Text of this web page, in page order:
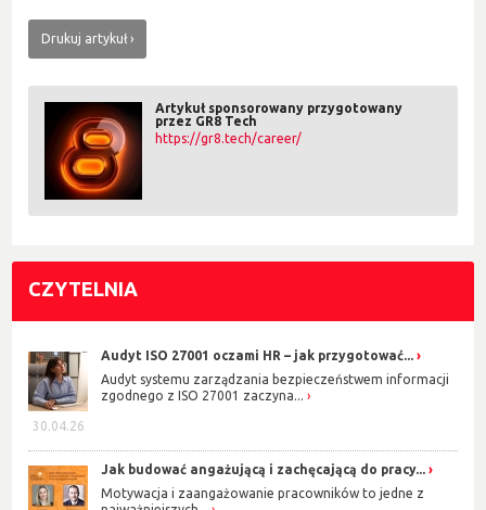
Drukuj artykuł
Artykuł sponsorowany przygotowany
przez GR8 Tech
https://gr8.tech/career/
CZYTELNIA
30.04.26
Audyt ISO 27001 oczami HR – jak przygotować...
Audyt systemu zarządzania bezpieczeństwem informacji
zgodnego z ISO 27001 zaczyna...
Jak budować angażującą i zachęcającą do pracy...
Motywacja i zaangażowanie pracowników to jedne z